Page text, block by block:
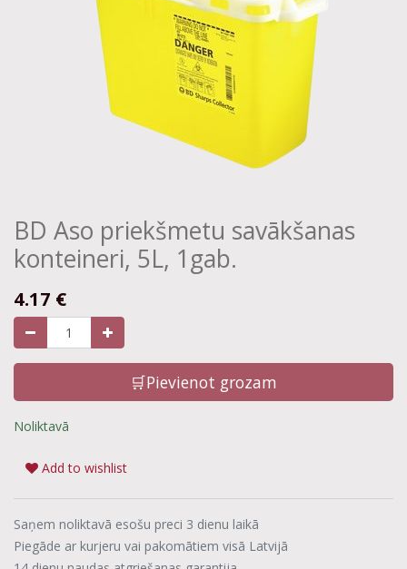
BD Aso priekšmetu savākšanas
konteineri, 5L, 1gab.
4.17 €
🛒Pievienot grozam
Noliktavā
Add to wishlist
Saņem noliktavā esošu preci 3 dienu laikā
Piegāde ar kurjeru vai pakomātiem visā Latvijā